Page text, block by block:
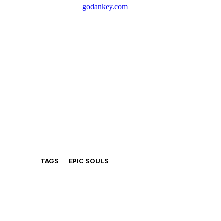
TAGS EPIC SOULS